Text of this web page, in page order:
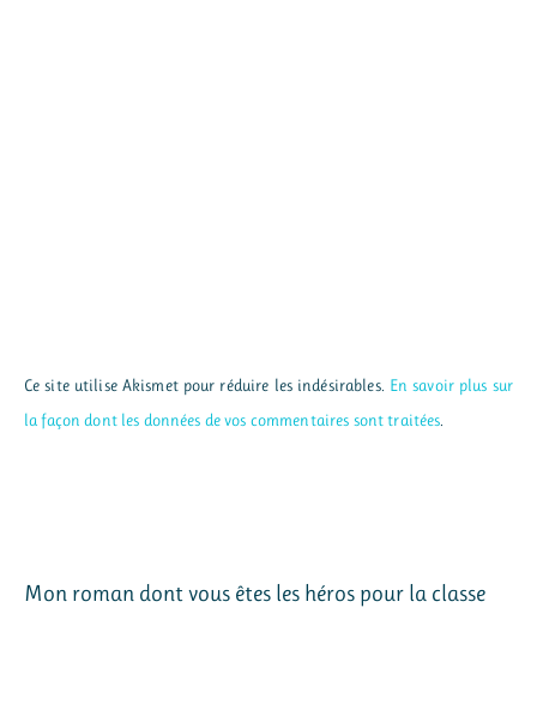
Ce site utilise Akismet pour réduire les indésirables. En savoir plus sur
la façon dont les données de vos commentaires sont traitées.
Mon roman dont vous êtes les héros pour la classe